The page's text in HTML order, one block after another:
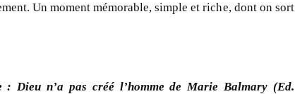
Un moment mémorable, simple et riche, dont on sort
: Dieu n’a pas créé l’homme deMarie Balmary(Ed.